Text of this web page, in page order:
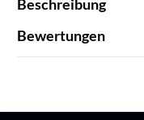
Beschreibung
Bewertungen